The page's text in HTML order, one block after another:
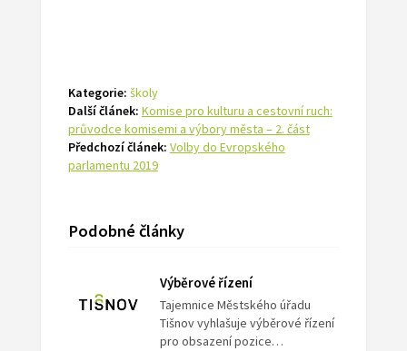
Kategorie: školy
Další článek: Komise pro kulturu a cestovní ruch:
průvodce komisemi a výbory města – 2. část
Předchozí článek: Volby do Evropského
parlamentu 2019
Podobné články
Výběrové řízení
Tajemnice Městského úřadu
Tišnov vyhlašuje výběrové řízení
pro obsazení pozice…